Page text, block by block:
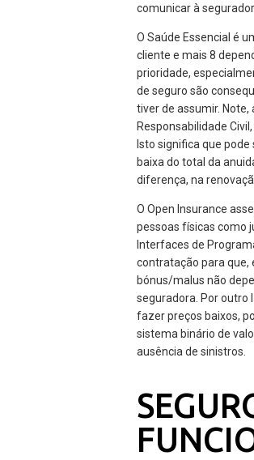
comunicar à
O Saúde Essencial é
cliente e mais 8
prioridade,
de seguro são
tiver de assumir.
Responsabilidade
Isto significa que
baixa do total da
diferença, na
O Open Insurance
pessoas físicas como
Interfaces de
contratação para que,
bónus/malus não
seguradora. Por outro
fazer preços baixos,
sistema binário de
ausência de sinistros.